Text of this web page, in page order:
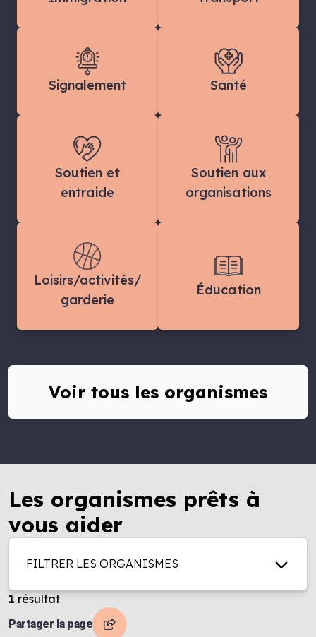
Signalement Santé
Soutien et
entraide
Soutien aux
organisations
Loisirs/activités/
garderie
Éducation
Voir tous les organismes
Les organismes prêts à
vous aider
FILTRER LES ORGANISMES
1 résultat
Partager la page